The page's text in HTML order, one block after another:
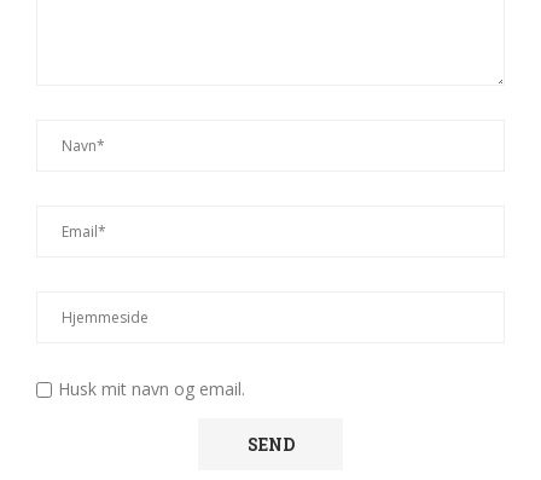
Husk mit navn og email.